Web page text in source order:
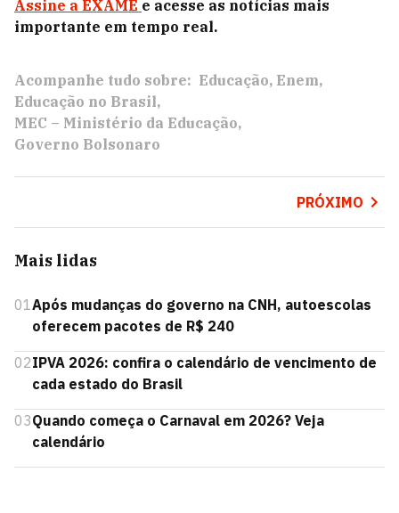
Assine a EXAME e acesse as notícias mais
importante em tempo real.
Acompanhe tudo sobre: Educação Enem
Educação no Brasil
MEC – Ministério da Educação
Governo Bolsonaro
PRÓXIMO
Mais lidas
01Após mudanças do governo na CNH, autoescolas
oferecem pacotes de R$ 240
02IPVA 2026: confira o calendário de vencimento de
cada estado do Brasil
03Quando começa o Carnaval em 2026? Veja
calendário